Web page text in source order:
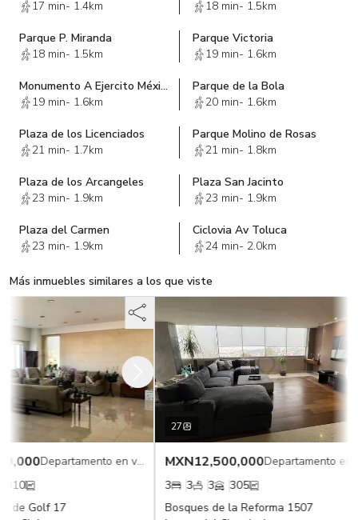
17 min- 1.4km
18 min- 1.5km
Parque P. Miranda
18 min- 1.5km
Parque Victoria
19 min- 1.6km
Monumento A Ejercito Méxicano
19 min- 1.6km
Parque de la Bola
20 min- 1.6km
Plaza de los Licenciados
21 min- 1.7km
Parque Molino de Rosas
21 min- 1.8km
Plaza de los Arcangeles
23 min- 1.9km
Plaza San Jacinto
23 min- 1.9km
Plaza del Carmen
23 min- 1.9km
Ciclovia Av Toluca
24 min- 2.0km
Más inmuebles similares a los que viste
Departamento en venta
de Golf 17
27
MXN12,500,000
3 3
305
Bosques de la Reforma 1507